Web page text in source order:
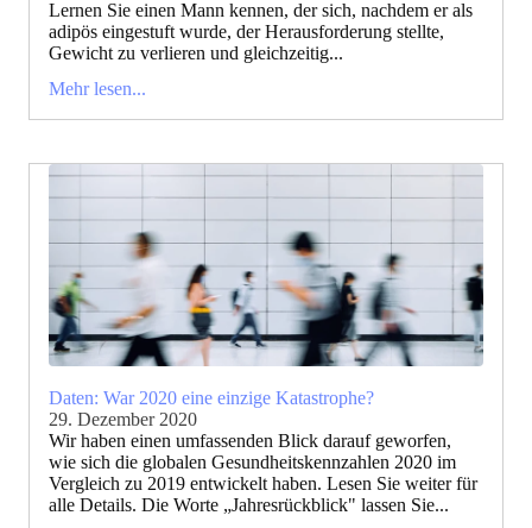
Lernen Sie einen Mann kennen, der sich, nachdem er als
adipös eingestuft wurde, der Herausforderung stellte,
Gewicht zu verlieren und gleichzeitig...
Mehr lesen...
Daten: War 2020 eine einzige Katastrophe?
29. Dezember 2020
Wir haben einen umfassenden Blick darauf geworfen,
wie sich die globalen Gesundheitskennzahlen 2020 im
Vergleich zu 2019 entwickelt haben. Lesen Sie weiter für
alle Details. Die Worte „Jahresrückblick" lassen Sie...